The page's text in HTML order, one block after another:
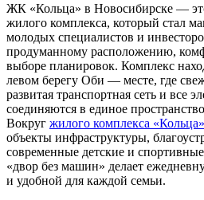
ЖК «Кольца» в Новосибирске —
жилого комплекса, который стал
молодых специалистов и
продуманному расположению,
выборе планировок. Комплекс
левом берегу Оби — месте, где
развитая транспортная сеть и все
соединяются в единое
Вокруг жилого комплекса «Кольца»
объекты инфраструктуры,
современные детские и
«двор без машин» делает
и удобной для каждой семьи.